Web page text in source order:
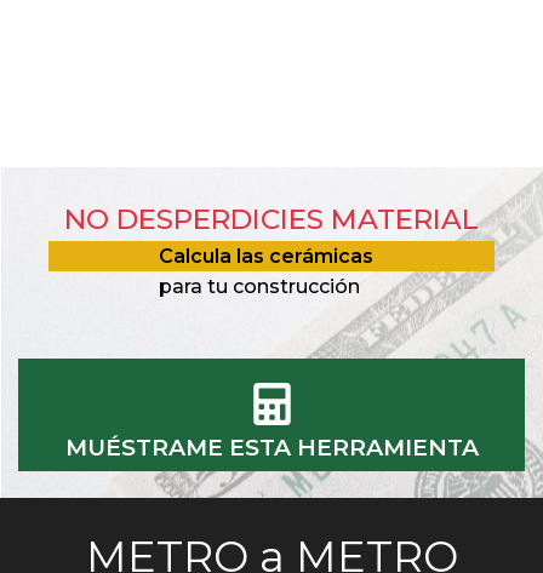
NO DESPERDICIES MATERIAL
Calcula las cerámicas
para tu construcción
MUÉSTRAME ESTA HERRAMIENTA
METRO a METRO